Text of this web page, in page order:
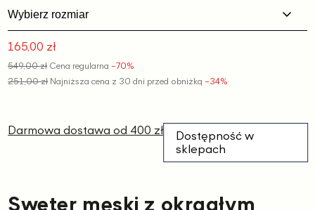
Sweter męski z okrągłym
Wybierz rozmiar
Cena
promocyjna
165,00 zł
549,00 zł Cena regularna −70%
251,00 złNajniższa cena z 30 dni przed obniżką−34%
Darmowa dostawa od 400 zł
Dostępność w
sklepach